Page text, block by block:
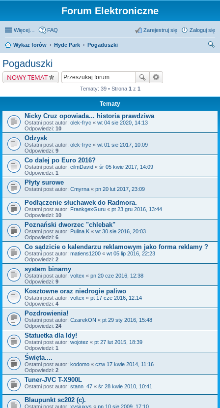
Forum Elektroniczne
Więcej… FAQ Zaloguj się
Zarejestruj się
Wykaz forów Hyde Park
Pogaduszki
Pogaduszki
NOWY TEMAT
Tematy: 39 • Strona 1 z 1
Tematy
Nicky Cruz opowiada... historia prawdziwa
Ostatni post autor: olek-fryc « wt 04 sie 2020, 14:13
Odpowiedzi: 10
Odzysk
Ostatni post autor: olek-fryc « wt 01 sie 2017, 10:09
Odpowiedzi: 9
Co dalej po Euro 2016?
Ostatni post autor: cilmDavid « śr 05 kwie 2017, 14:09
Odpowiedzi: 1
Płyty surowe
Ostatni post autor: Cmyrna « pn 20 lut 2017, 23:09
Podłączenie słuchawek do Radmora.
Ostatni post autor: FrankgexGuru « pt 23 gru 2016, 13:44
Odpowiedzi: 10
Poznański dworzec "chlebak"
Ostatni post autor: Pulina.K « wt 30 sie 2016, 20:03
Odpowiedzi: 6
Co sądzicie o kalendarzu reklamowym jako forma reklamy ?
Ostatni post autor: matiens1200 « wt 05 lip 2016, 22:23
Odpowiedzi: 2
system binarny
Ostatni post autor: voltex « pn 20 cze 2016, 12:38
Odpowiedzi: 9
Kosztowne oraz niedrogie paliwo
Ostatni post autor: voltex « pt 17 cze 2016, 12:14
Odpowiedzi: 4
Pozdrowienia!
Ostatni post autor: CzarekON « pt 29 sty 2016, 15:48
Odpowiedzi: 24
Statuetka dla Idy!
Ostatni post autor: wojotez « pt 27 lut 2015, 18:39
Odpowiedzi: 1
Święta....
Ostatni post autor: kodomo « czw 17 kwie 2014, 11:16
Odpowiedzi: 2
Tuner-JVC T-X900L
Ostatni post autor: stann_47 « śr 28 kwie 2010, 10:41
Blaupunkt sc202 (c).
Ostatni post autor: xysiuxys « pn 10 sie 2009, 17:10